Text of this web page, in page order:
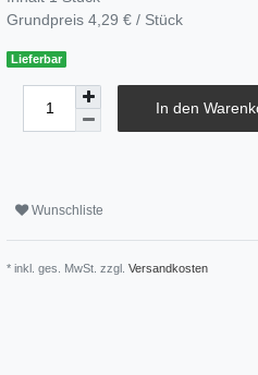
Grundpreis 4,29 € / Stück
Lieferbar
In den
Wunschliste
* inkl. ges. MwSt. zzgl. Versandkosten